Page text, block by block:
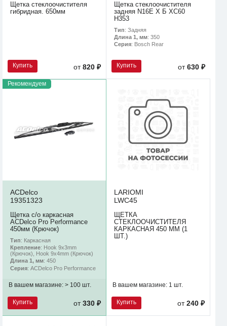
Щетка стеклоочистителя
гибридная. 650мм
Купить от820 ₽
Щетка стеклоочистителя
задняя N16E Х Б XC60
H353
Тип: Задняя
Длина 1, мм: 350
Серия: Bosch Rear
Купить от630 ₽
Рекомендуем
ACDelco
19351323
Щетка с/о каркасная
ACDelco Pro Performance
450мм (Крючок)
Тип: Каркасная
Крепление: Hook 9x3mm
(Крючок), Hook 9x4mm (Крючок)
Длина 1, мм: 450
Серия: ACDelco Pro Performance
В вашем магазине: > 100 шт.
Купить от330 ₽
LARIOMI
LWC45
ЩЕТКА
СТЕКЛООЧИСТИТЕЛЯ
КАРКАСНАЯ 450 ММ (1
ШТ.)
В вашем магазине: 1 шт.
Купить от240 ₽